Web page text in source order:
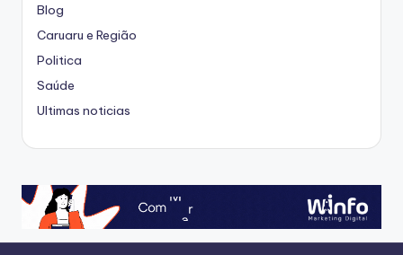
Blog
Caruaru e Região
Politica
Saúde
Ultimas noticias